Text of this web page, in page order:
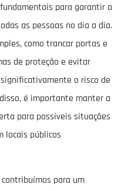
para garantir a
as pessoas no dia a dia.
como trancar portas e
de proteção e evitar
o risco de
é importante manter a
para possíveis situações
locais públicos
para um